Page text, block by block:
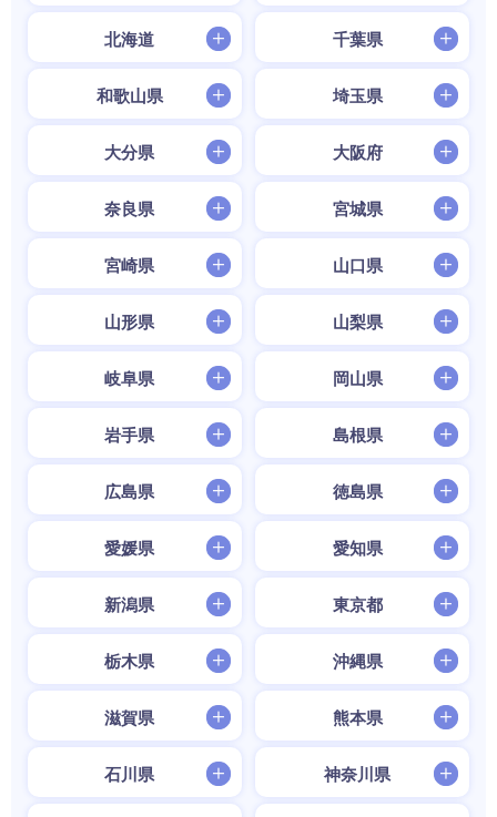
北海道 千葉県
和歌山県 埼玉県
大分県 大阪府
奈良県 宮城県
宮崎県 山口県
山形県 山梨県
岐阜県 岡山県
岩手県 島根県
広島県 徳島県
愛媛県 愛知県
新潟県 東京都
栃木県 沖縄県
滋賀県 熊本県
石川県 神奈川県